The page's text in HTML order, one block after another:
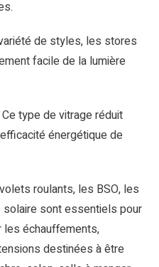
de styles, les stores
facile de la lumière
Ce type de vitrage réduit
énergétique de
roulants, les BSO, les
sont essentiels pour
les échauffements,
destinées à être